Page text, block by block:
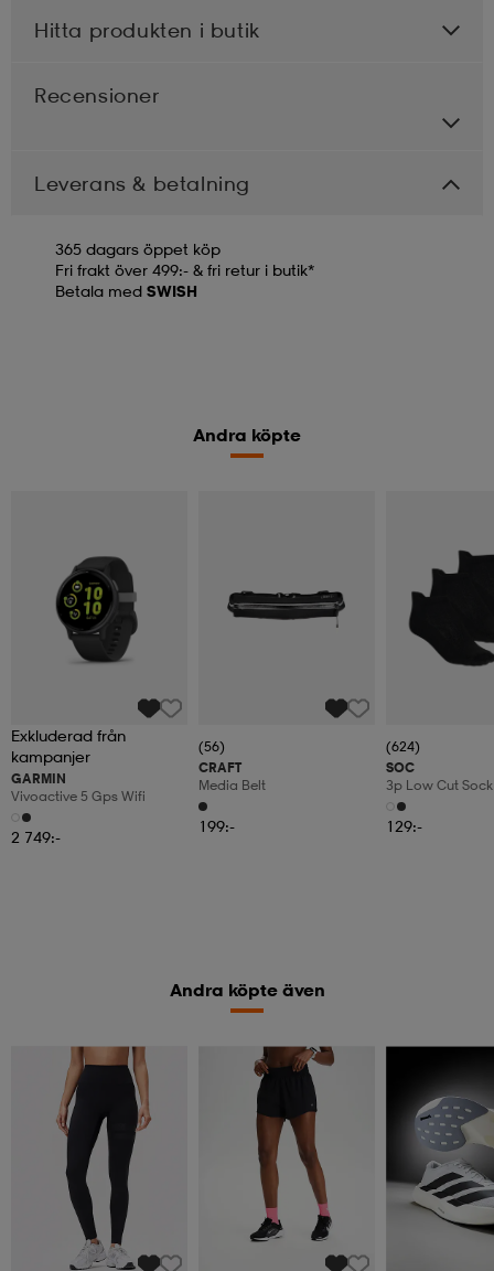
Hitta produkten i butik
Recensioner
Leverans & betalning
365 dagars öppet köp
Fri frakt över 499:- & fri retur i butik*
Betala med SWISH
Andra köpte
Exkluderad från
kampanjer
GARMIN
Vivoactive 5 Gps Wifi
2 749:-
(56)
CRAFT
Media Belt
199:-
(624)
SOC
3p Low Cut Sock
129:-
Andra köpte även